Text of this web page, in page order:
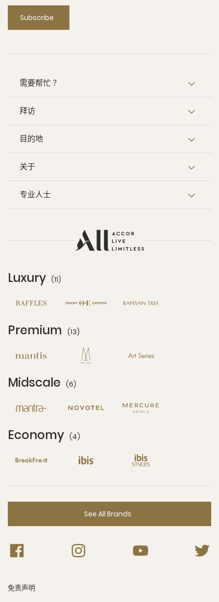
Subscribe
需要帮忙 ？
拜访
目的地
关于
专业人士
Luxury (11)
Premium (13)
Midscale (6)
Economy (4)
See All Brands
免责声明